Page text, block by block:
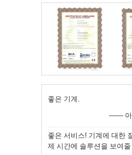
좋은 기계.
—— 아
좋은 서비스! 기계에 대한
제 시간에 솔루션을 보여